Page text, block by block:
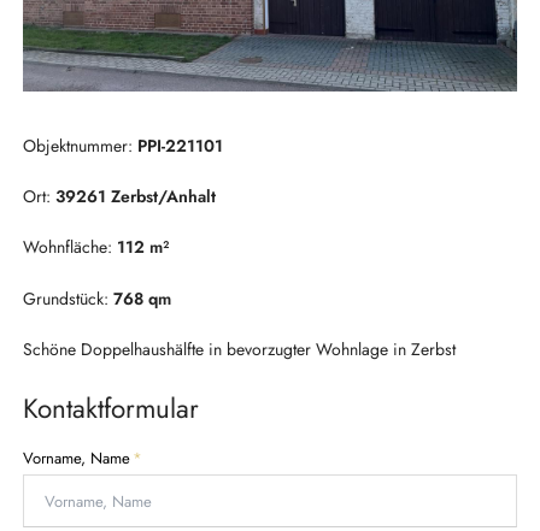
Objektnummer: PPI-221101
Ort: 39261 Zerbst/Anhalt
Wohnfläche: 112 m²
Grundstück: 768 qm
Schöne Doppelhaushälfte in bevorzugter Wohnlage in Zerbst
Kontaktformular
P
f
i
Vorname, Name*